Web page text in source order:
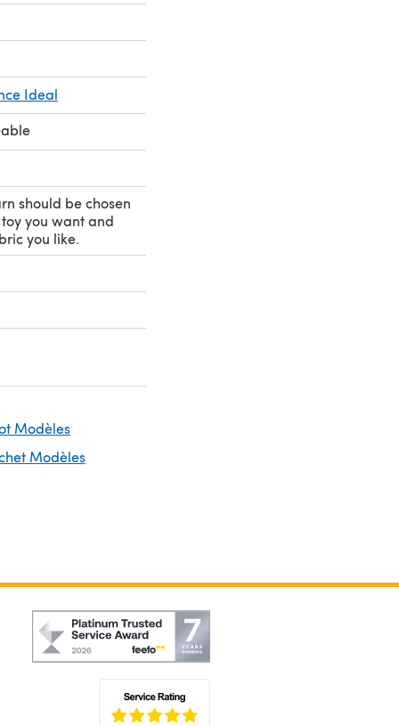
Ideal
should be chosen
you want and
you like.
Modèles
Modèles